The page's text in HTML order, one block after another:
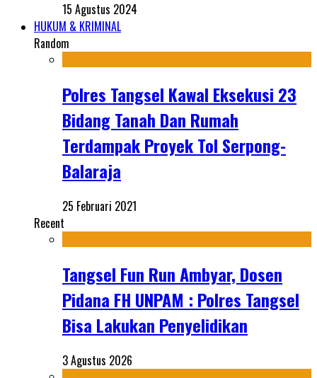
15 Agustus 2024
HUKUM & KRIMINAL
Random
Polres Tangsel Kawal Eksekusi 23
Bidang Tanah Dan Rumah
Terdampak Proyek Tol Serpong-
Balaraja
25 Februari 2021
Recent
Tangsel Fun Run Ambyar, Dosen
Pidana FH UNPAM : Polres Tangsel
Bisa Lakukan Penyelidikan
3 Agustus 2026